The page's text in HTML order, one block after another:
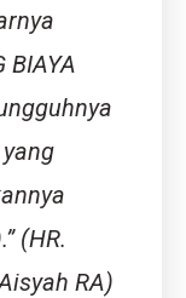
BIAYA
(HR.
RA)